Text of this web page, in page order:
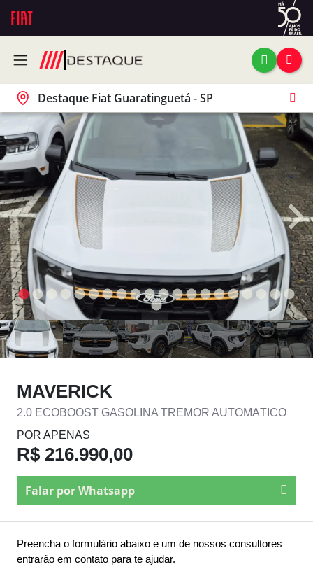
Destaque Fiat Guaratinguetá - SP
MAVERICK
2.0 ECOBOOST GASOLINA TREMOR AUTOMÁTICO
POR APENAS
R$ 216.990,00
Falar por Whatsapp
Preencha o formulário abaixo e um de nossos consultores
entrarão em contato para te ajudar.